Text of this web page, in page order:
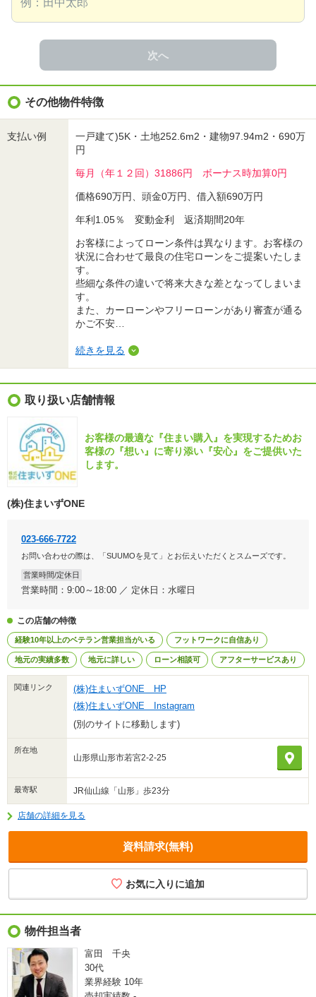
次へ
その他物件特徴
支払い例
一戸建て)5K・土地252.6m2・建物97.94m2・690万
円
毎月（年１２回）31886円 ボーナス時加算0円
価格690万円、頭金0万円、借入額690万円
年利1.05％ 変動金利 返済期間20年
お客様によってローン条件は異なります。お客様の
状況に合わせて最良の住宅ローンをご提案いたしま
す。
些細な条件の違いで将来大きな差となってしまいま
す。
また、カーローンやフリーローンがあり審査が通る
かご不安…
続きを見る
取り扱い店舗情報
お客様の最適な『住まい購入』を実現するためお
客様の『想い』に寄り添い『安心』をご提供いた
します。
(株)住まいずONE
023-666-7722
お問い合わせの際は、「SUUMOを見て」とお伝えいただくとスムーズです。
営業時間/定休日
営業時間：9:00～18:00 ／ 定休日：水曜日
この店舗の特徴
経験10年以上のベテラン営業担当がいる フットワークに自信あり
地元の実績多数 地元に詳しい ローン相談可 アフターサービスあり
関連リンク
(株)住まいずONE HP
(株)住まいずONE Instagram
(別のサイトに移動します)
所在地
山形県山形市若宮2-2-25
最寄駅 JR仙山線「山形」歩23分
店舗の詳細を見る
資料請求(無料)
物件担当者
富田 千央
30代
業界経験 10年